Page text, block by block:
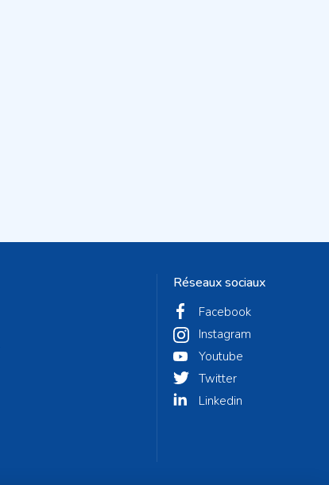
Réseaux sociaux
Facebook
Instagram
Youtube
Twitter
Linkedin